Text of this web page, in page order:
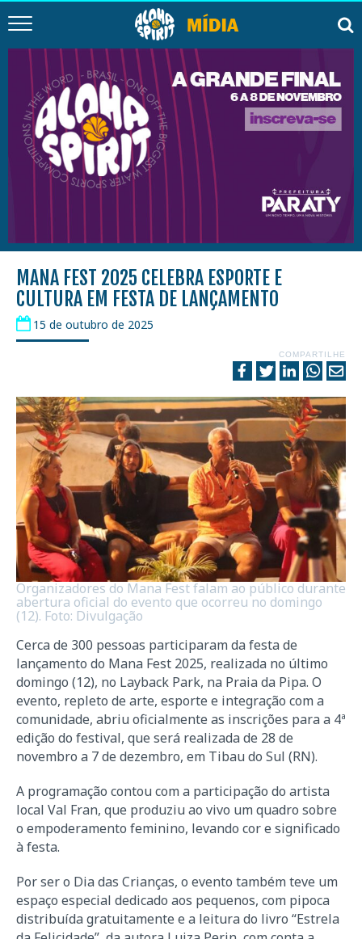
MANA FEST 2025 CELEBRA ESPORTE E
CULTURA EM FESTA DE LANÇAMENTO
15 de outubro de 2025
COMPARTILHE
Organizadores do Mana Fest falam ao público durante
abertura oficial do evento que ocorreu no domingo
(12). Foto: Divulgação
Cerca de 300 pessoas participaram da festa de
lançamento do Mana Fest 2025, realizada no último
domingo (12), no Layback Park, na Praia da Pipa. O
evento, repleto de arte, esporte e integração com a
comunidade, abriu oficialmente as inscrições para a 4ª
edição do festival, que será realizada de 28 de
novembro a 7 de dezembro, em Tibau do Sul (RN).
A programação contou com a participação do artista
local Val Fran, que produziu ao vivo um quadro sobre
o empoderamento feminino, levando cor e significado
à festa.
Por ser o Dia das Crianças, o evento também teve um
espaço especial dedicado aos pequenos, com pipoca
distribuída gratuitamente e a leitura do livro “Estrela